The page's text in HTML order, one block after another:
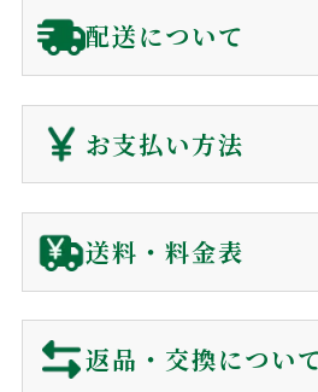
領収書（インボイス対応
会員の方(購入時)：マイページ
180日間、電子領収書が発行で
ギフト対応に関して
包装紙 買い物カゴに入れる前にご
配送について
ご注文から1〜
ご注文から商品到着に
お支払い方法
クレジットカード
リボ払い・一括払い・各分割払
送料・料金表
返品・交換につい